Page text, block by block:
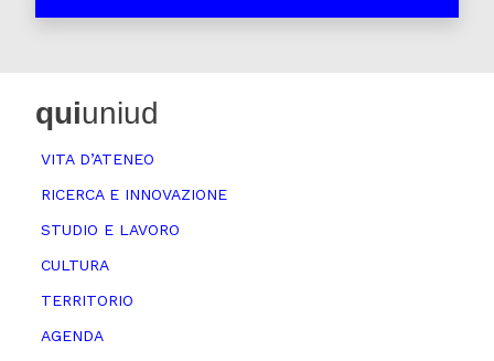
quiuniud
VITA D’ATENEO
RICERCA E INNOVAZIONE
STUDIO E LAVORO
CULTURA
TERRITORIO
AGENDA